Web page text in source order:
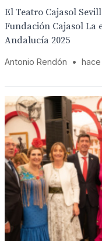
El Teatro Cajasol
Fundación Cajasol La
Andalucía 2025
Antonio Rendón • hace